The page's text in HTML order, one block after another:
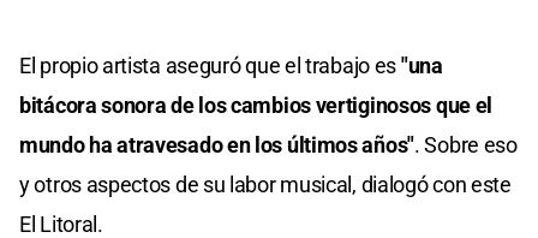
El propio artista aseguró que el trabajo es"una
bitácora sonora de los cambios vertiginosos que el
mundo ha atravesado en los últimos años". Sobre eso
y otros aspectos de su labor musical, dialogó con este
El Litoral.